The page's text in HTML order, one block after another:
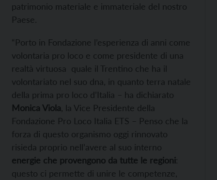
patrimonio materiale e immateriale del nostro
Paese.
“Porto in Fondazione l’esperienza di anni come
volontaria pro loco e come presidente di una
realtà virtuosa quale il Trentino che ha il
volontariato nel suo dna, in quanto terra natale
della prima pro loco d’Italia – ha dichiarato
Monica Viola , la Vice Presidente della
Fondazione Pro Loco Italia ETS – Penso che la
forza di questo organismo oggi rinnovato
risieda proprio nell’avere al suo interno
energie che provengono da tutte le regioni:
questo ci permette di unire le competenze,